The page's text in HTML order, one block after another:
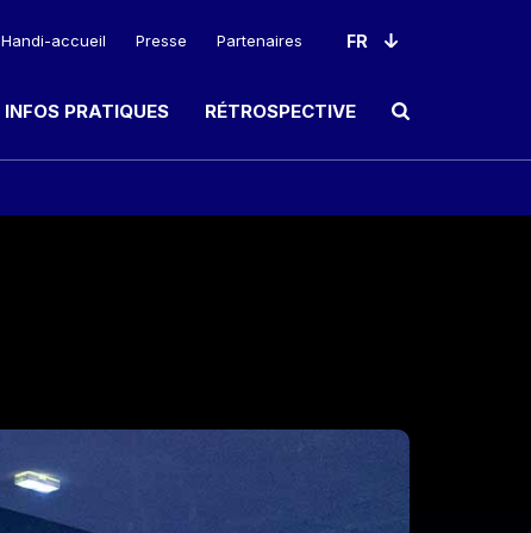
Handi-accueil Presse Partenaires
INFOS PRATIQUES RÉTROSPECTIVE Ouvrir le champ de